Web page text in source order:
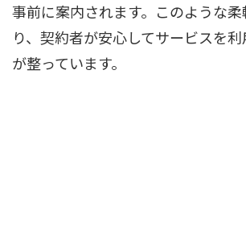
事前に案内されます。このような
り、契約者が安心してサービスを
が整っています。